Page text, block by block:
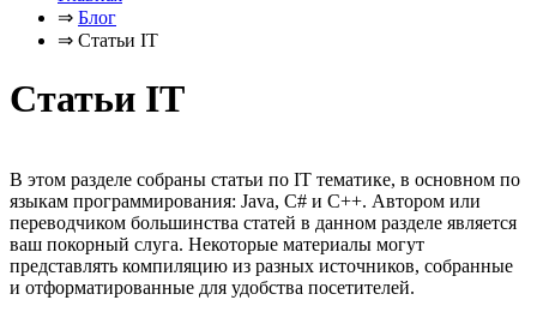
⇒ Блог
⇒ Статьи IT
Статьи IT
В этом разделе собраны статьи по IT тематике, в основном по
языкам программирования: Java, C# и C++. Автором или
переводчиком большинства статей в данном разделе является
ваш покорный слуга. Некоторые материалы могут
представлять компиляцию из разных источников, собранные
и отформатированные для удобства посетителей.